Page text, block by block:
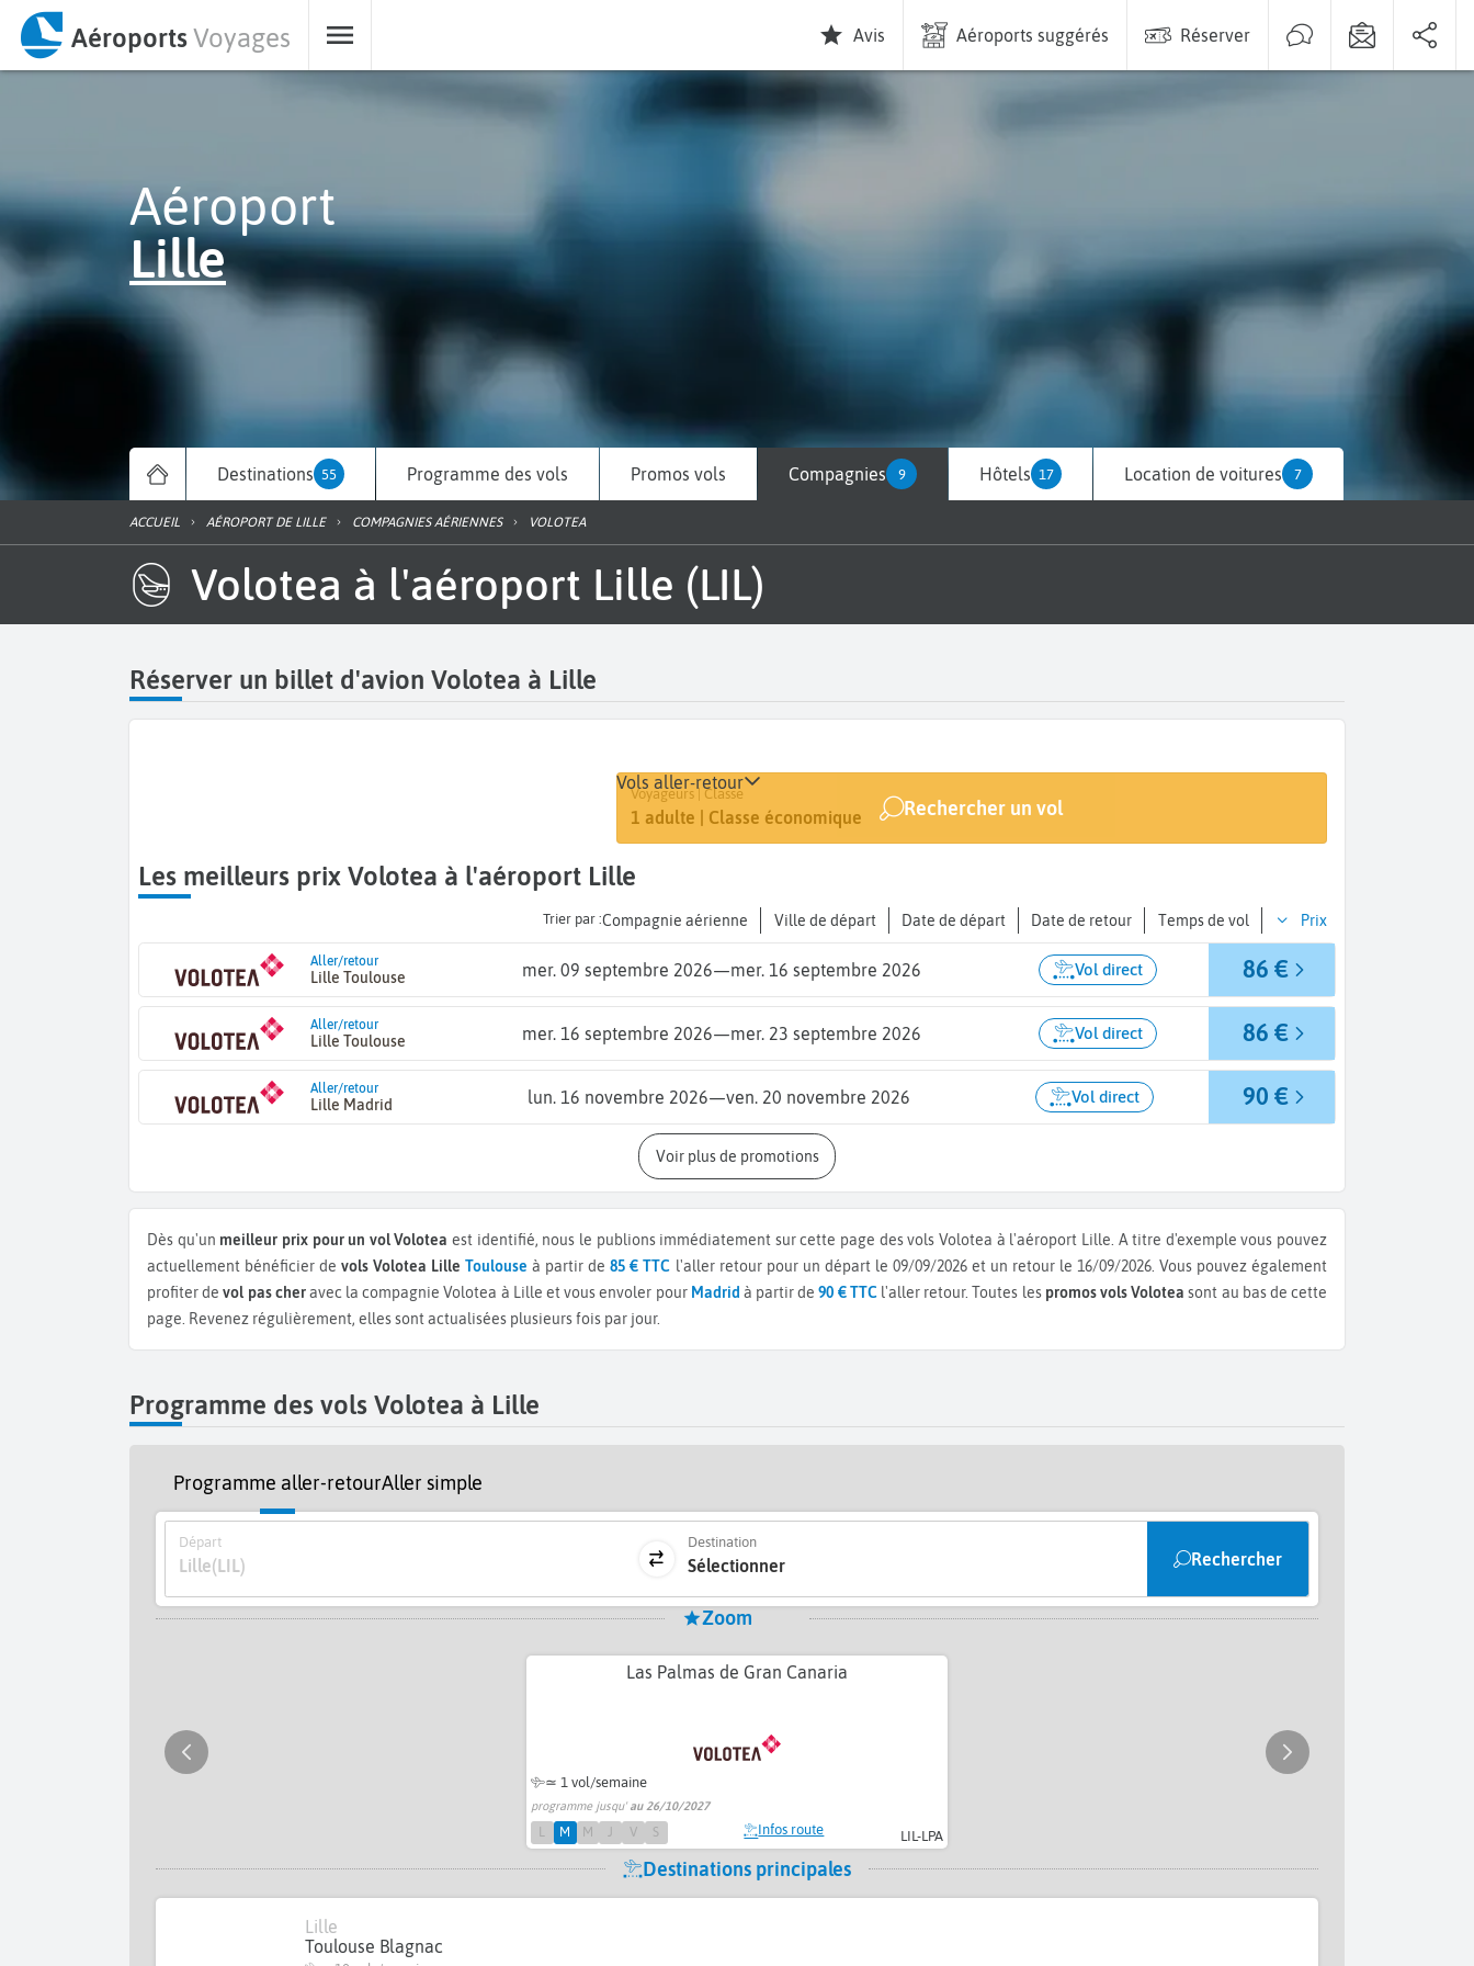
AéroportsVoyages Avis Aéroports suggérés Réserver
Aéroport
Lille
Destinations 55 Programme des vols Promos vols Compagnies 9 Hôtels 17 Location de voitures 7
ACCUEIL AÉROPORT DE LILLE COMPAGNIES AÉRIENNES VOLOTEA
Volotea à l'aéroport Lille (LIL)
Réserver un billet d'avion Volotea à Lille
Départ
Lille (LIL) A...
Dates
Dates de votre voyage
Voyageurs | Classe
1 adulte | Classe économique Rechercher un vol
Vols aller-retour
Les meilleurs prix Volotea à l'aéroport Lille
Trier par : Compagnie aérienne Ville de départ Date de départ Date de retour Temps de vol Prix
Aller/retour
Lille Toulouse mer. 09 septembre 2026—mer. 16 septembre 2026 Vol direct 86 €
Aller/retour
Lille Toulouse mer. 16 septembre 2026—mer. 23 septembre 2026 Vol direct 86 €
Aller/retour
Lille Madrid lun. 16 novembre 2026—ven. 20 novembre 2026 Vol direct 90 €
Voir plus de promotions
Dès qu'un meilleur prix pour un vol Volotea est identifié, nous le publions immédiatement sur cette page des vols Volotea à l'aéroport Lille. A titre d'exemple vous pouvez
actuellement bénéficier devols Volotea LilleToulouse à partir de85 € TTC l'aller retour pour un départ le 09/09/2026 et un retour le 16/09/2026. Vous pouvez également
profiter devol pas cheravec la compagnie Volotea à Lille et vous envoler pour Madrid à partir de90 € TTCl'aller retour.Toutes les promos vols Volotea sont au bas de cette
page. Revenez régulièrement, elles sont actualisées plusieurs fois par jour.
Programme des vols Volotea à Lille
Programme aller-retourAller simple
Départ
Lille(LIL)
Destination
Sélectionner Rechercher
Zoom
LIL-LPA
Las Palmas de Gran Canaria
≃ 1 vol/semaine
programme jusqu'au 26/10/2027
L M M J V S Infos route
Destinations principales
Lille
Toulouse Blagnac